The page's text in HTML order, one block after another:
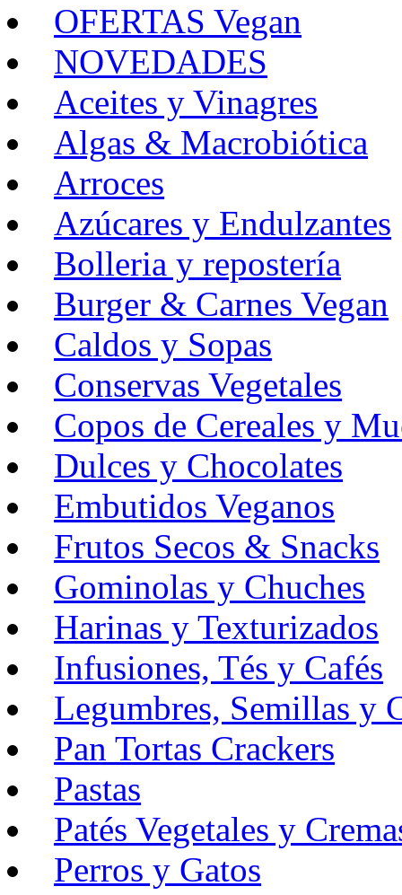
OFERTAS Vegan
NOVEDADES
Aceites y Vinagres
Algas & Macrobiótica
Arroces
Azúcares y Endulzantes
Bolleria y repostería
Burger & Carnes Vegan
Caldos y Sopas
Conservas Vegetales
Copos de Cereales y
Dulces y Chocolates
Embutidos Veganos
Frutos Secos & Snacks
Gominolas y Chuches
Harinas y Texturizados
Infusiones, Tés y Cafés
Legumbres, Semillas y
Pan Tortas Crackers
Pastas
Patés Vegetales y
Perros y Gatos